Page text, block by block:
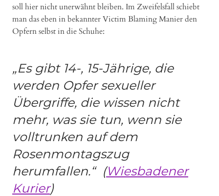
soll hier nicht unerwähnt bleiben. Im Zweifelsfall schiebt
man das eben in bekannter Victim Blaming Manier den
Opfern selbst in die Schuhe:
„Es gibt 14-, 15-Jährige, die
werden Opfer sexueller
Übergriffe, die wissen nicht
mehr, was sie tun, wenn sie
volltrunken auf dem
Rosenmontagszug
herumfallen.“ (Wiesbadener
Kurier)